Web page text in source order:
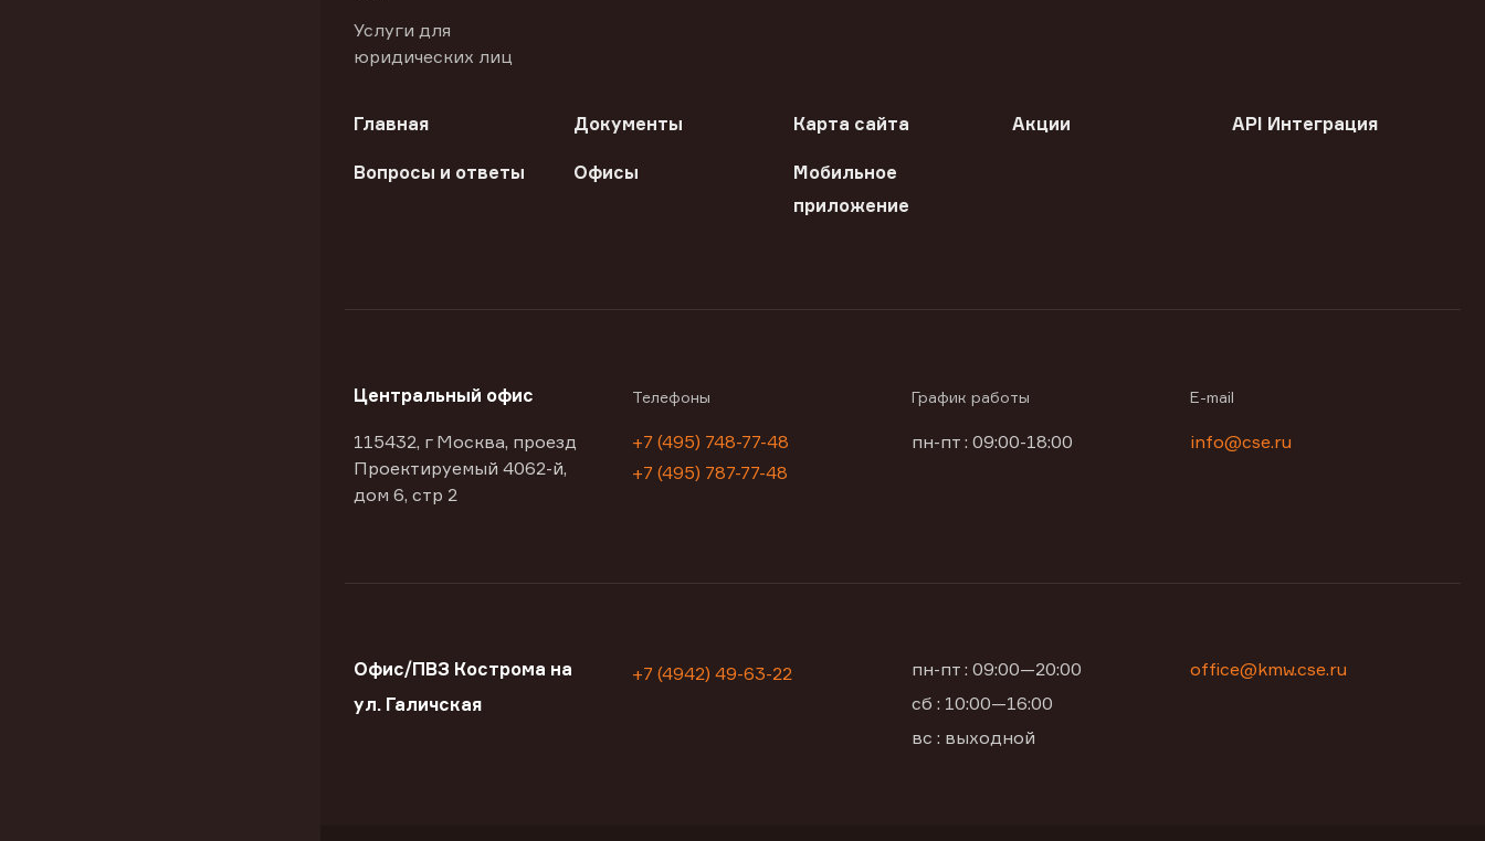
Услуги для
юридических лиц
Главная Документы Карта сайта Акции API Интеграция
Вопросы и ответы Офисы
Мобильное
приложение
Центральный офис
115432, г Москва, проезд
Проектируемый 4062-й,
дом 6, стр 2
Телефоны
+7 (495) 748-77-48
+7 (495) 787-77-48
График работы
пн-пт : 09:00-18:00
E-mail
info@cse.ru
Офис/ПВЗ Кострома на
ул. Галичская
+7 (4942) 49-63-22
пн-пт : 09:00—20:00
сб : 10:00—16:00
вс : выходной
office@kmw.cse.ru